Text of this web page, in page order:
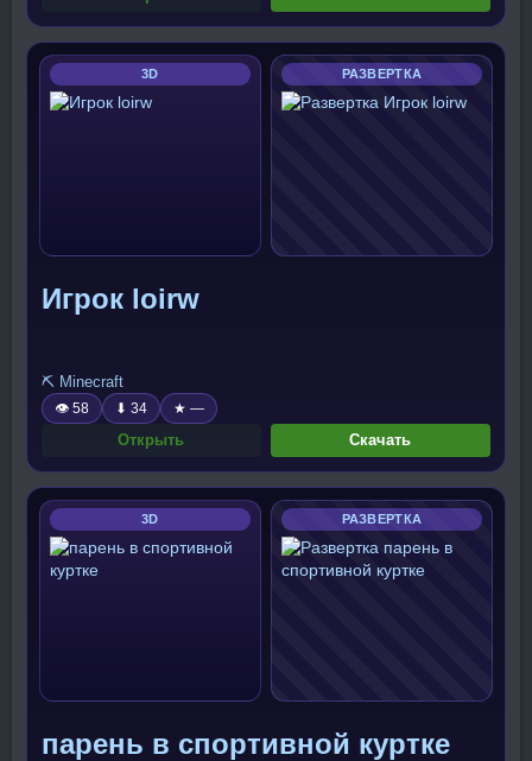
3D РАЗВЕРТКА
Игрок loirw
⛏️ Minecraft
👁 58 ⬇ 34 ★ —
Открыть Скачать
3D РАЗВЕРТКА
парень в спортивной куртке